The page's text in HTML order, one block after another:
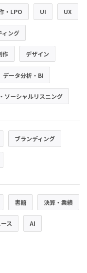
・LPO UI UX
ィング
作 デザイン
データ分析・BI
ソーシャルリスニング
ブランディング
書籍 決算・業績
ス AI